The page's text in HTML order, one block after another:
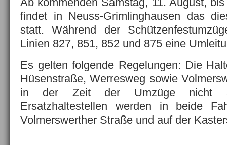
findet in Neuss-Grimlinghausen das
statt. Während der
Linien 827, 851, 852 und 875 eine
Es gelten folgende Regelungen: Die
Hüsenstraße, Werresweg sowie
in der Zeit der Umzüge nicht
Ersatzhaltestellen werden in beide
Volmerswerther Straße und auf der